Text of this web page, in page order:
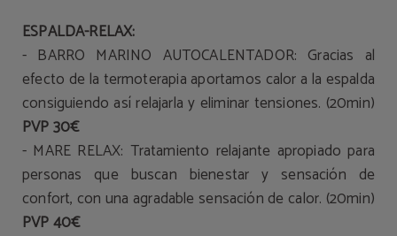
ESPALDA-RELAX:
- BARRO MARINO AUTOCALENTADOR: Gracias al
efecto de la termoterapia aportamos calor a la espalda
consiguiendo así relajarla y eliminar tensiones. (20min)
PVP 30€
- MARE RELAX: Tratamiento relajante apropiado para
personas que buscan bienestar y sensación de
confort, con una agradable sensación de calor. (20min)
PVP 40€